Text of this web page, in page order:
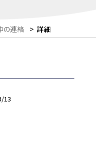
の連絡 > 詳細
13